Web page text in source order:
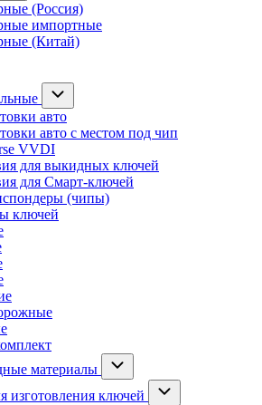
(Россия)
импортные
(Китай)
авто
авто с местом под чип
VVDI
для выкидных ключей
для Смарт-ключей
(чипы)
ключей
материалы
изготовления ключей